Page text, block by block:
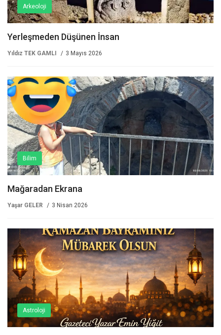
Arkeoloji
Yerleşmeden Düşünen İnsan
Yıldız TEK GAMLI 3 Mayıs 2026
Bilim
Mağaradan Ekrana
Yaşar GELER 3 Nisan 2026
Astroloji